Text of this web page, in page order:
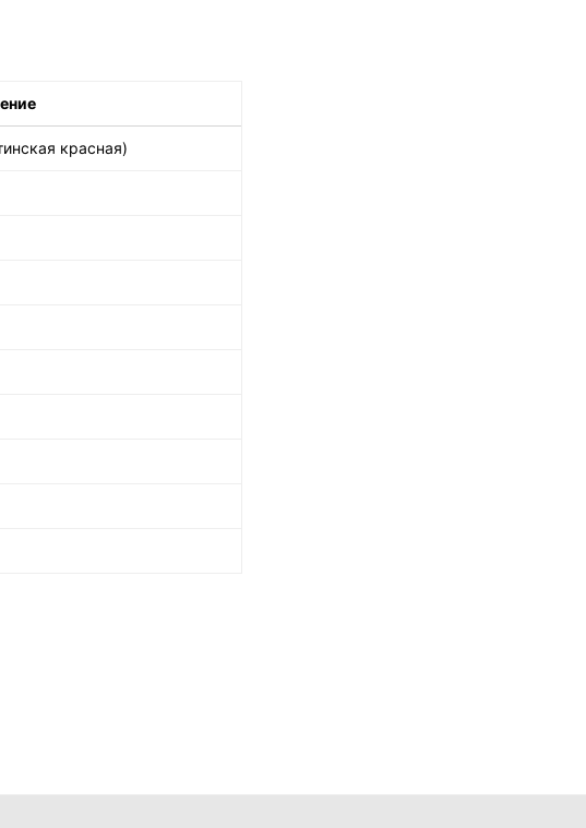
красная)